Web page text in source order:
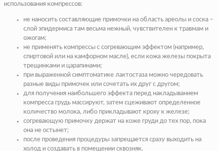
использования компрессов:
не наносить составляющие примочки на область ареолы и соска –
слой эпидермиса там весьма нежный, чувствителен к травмам и
ожогам;
не применять компрессы с согревающим эффектом (например,
спиртовой или на камфорном масле), если кожа железы покрыта
трещинками и царапинами;
при выраженной симптоматике лактостаза можно чередовать
разные виды примочек или сочетать их друг с другом;
для получения наибольшего эффекта перед накладыванием
компресса грудь массируют, затем сцеживают определенное
количество молока, либо прикладывают кроху к железе;
согревающую примочку держат на коже груди до тех пор, пока
она не остынет;
после проведения процедуры запрещается сразу выходить на
холод и создавать в помещении сквозняк.